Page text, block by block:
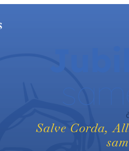
Salve Corda,